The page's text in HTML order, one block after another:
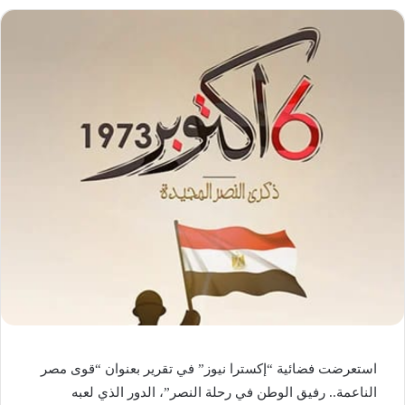
استعرضت فضائية “إكسترا نيوز” في تقرير بعنوان “قوى مصر
الناعمة.. رفيق الوطن في رحلة النصر”، الدور الذي لعبه